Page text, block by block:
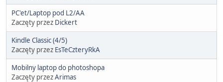
PC'et/Laptop pod L2/AA
Zaczęty przez Dickert
Kindle Classic (4/5)
Zaczęty przez EsTeCzteryRkA
Mobilny laptop do photoshopa
Zaczęty przezArimas